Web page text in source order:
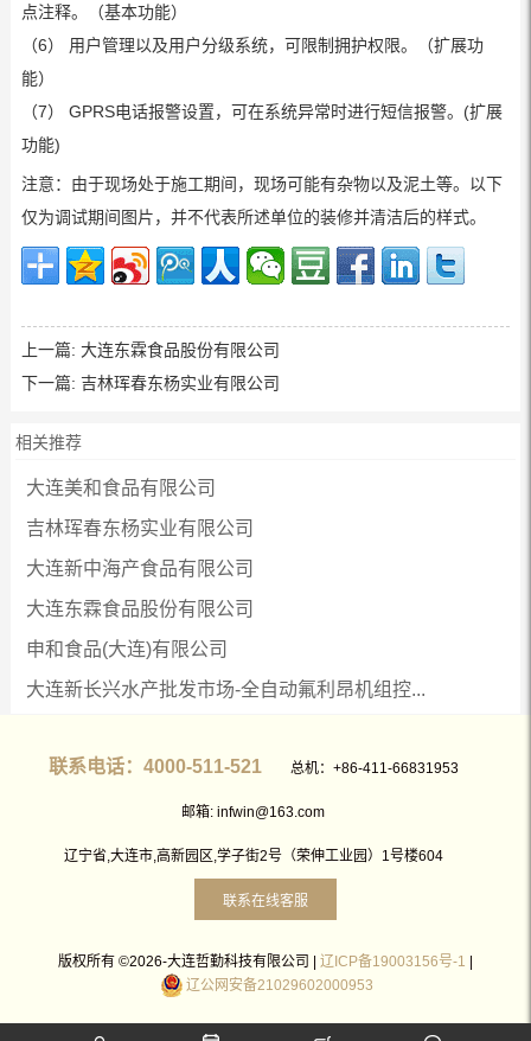
点注释。（基本功能）
（6） 用户管理以及用户分级系统，可限制拥护权限。（扩展功
能）
（7） GPRS电话报警设置，可在系统异常时进行短信报警。(扩展
功能)
注意：由于现场处于施工期间，现场可能有杂物以及泥土等。以下
仅为调试期间图片，并不代表所述单位的装修并清洁后的样式。
上一篇: 大连东霖食品股份有限公司
下一篇: 吉林珲春东杨实业有限公司
相关推荐
大连美和食品有限公司
吉林珲春东杨实业有限公司
大连新中海产食品有限公司
大连东霖食品股份有限公司
申和食品(大连)有限公司
大连新长兴水产批发市场-全自动氟利昂机组控...
联系电话：4000-511-521 总机：+86-411-66831953
邮箱: infwin@163.com
辽宁省,大连市,高新园区,学子街2号（荣伸工业园）1号楼604
联系在线客服
版权所有 ©2026-大连哲勤科技有限公司 | 辽ICP备19003156号-1 |
辽公网安备21029602000953